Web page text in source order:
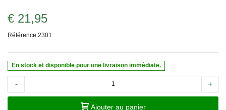
€ 21,95
Référence 2301
En stock et disponible pour une livraison immédiate.
- +
Ajouter au panier